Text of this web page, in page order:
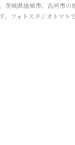
茨城県結城市、古河市の
フォトスタジオトマトで